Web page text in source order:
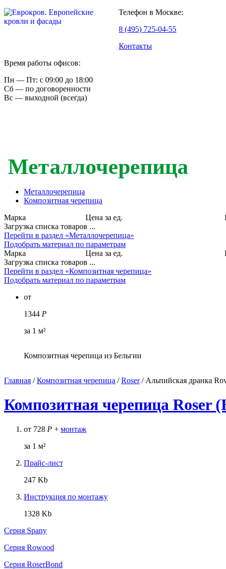
Телефон в Москве:
8 (495) 725-04-55
Контакты
Время работы офисов:
Пн — Пт: с 09:00 до 18:00
Сб — по договоренности
Вс — выходной (всегда)
Металлочерепица
Металлочерепица
Композитная черепица
Марка
Цена за ед.
Загрузка списка товаров ...
Перейти в раздел «Металлочерепица»
Подобрать материал по параметрам
Марка
Цена за ед.
Загрузка списка товаров ...
Перейти в раздел «Композитная черепица»
Подобрать материал по параметрам
от
1344 Р
за 1 м²
Композитная черепица из Бельгии
Главная /Композитная черепица /Roser/ Альпийская дранка
Композитная черепица
от 728 Р + монтаж
за 1 м²
Прайс-лист
247 Kb
Инструкция по монтажу
1328 Kb
Серия Spany
Серия Rowood
Серия RoserBond